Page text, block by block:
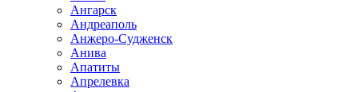
Ангарск
Андреаполь
Анжеро-Судженск
Анива
Апатиты
Апрелевка